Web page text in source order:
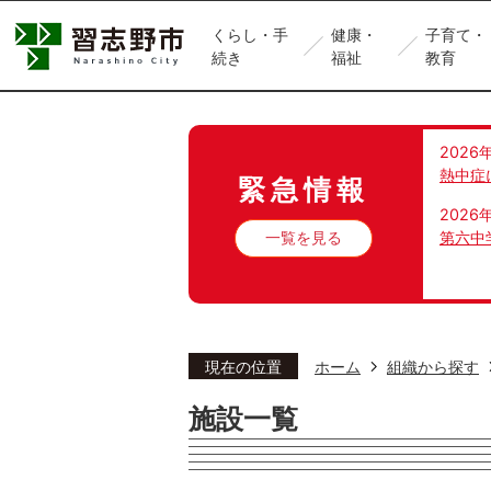
くらし・手
続き
健康・
福祉
子育て・
教育
緊急情報
一覧を見る
2026
熱中症
2026
第六中
現在の位置 ホーム 組織から探す
施設一覧